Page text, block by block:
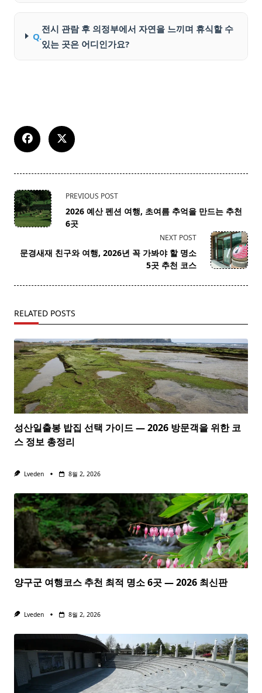
Q.
전시 관람 후 의정부에서 자연을 느끼며 휴식할 수
있는 곳은 어디인가요?
<span
class="nav-
subtitle
reader-
PREVIOUS POST
2026 예산 펜션 여행, 초여름 추억을 만드는 추천
6곳
NEXT POST
문경새재 친구와 여행, 2026년 꼭 가봐야 할 명소
5곳 추천 코스
RELATED POSTS
성산일출봉 밥집 선택 가이드 — 2026 방문객을 위한 코
스 정보 총정리
Lveden 8월 2, 2026
양구군 여행코스 추천 최적 명소 6곳 — 2026 최신판
Lveden 8월 2, 2026